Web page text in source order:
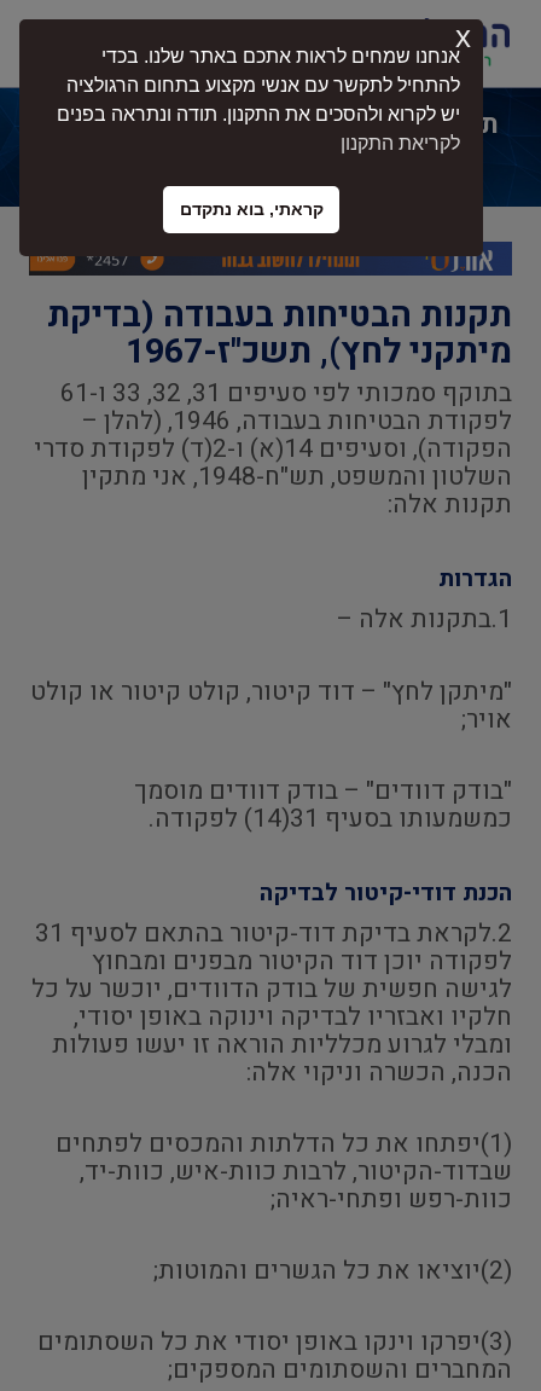
תקנות הבטיחות בעבודה (בדיקת מיתקני
לחץ), תשכ"ז-1967
תקנות הבטיחות בעבודה (בדיקת
מיתקני לחץ), תשכ"ז-1967
בתוקף סמכותי לפי סעיפים 31, 32, 33 ו-61
לפקודת הבטיחות בעבודה, 1946, (להלן –
הפקודה), וסעיפים 14(א) ו-2(ד) לפקודת סדרי
השלטון והמשפט, תש"ח-1948, אני מתקין
תקנות אלה:
הגדרות
1.בתקנות אלה –
"מיתקן לחץ" – דוד קיטור, קולט קיטור או קולט
אויר;
"בודק דוודים" – בודק דוודים מוסמך
כמשמעותו בסעיף 31(14) לפקודה.
הכנת דודי-קיטור לבדיקה
2.לקראת בדיקת דוד-קיטור בהתאם לסעיף 31
לפקודה יוכן דוד הקיטור מבפנים ומבחוץ
לגישה חפשית של בודק הדוודים, יוכשר על כל
חלקיו ואבזריו לבדיקה וינוקה באופן יסודי,
ומבלי לגרוע מכלליות הוראה זו יעשו פעולות
הכנה, הכשרה וניקוי אלה:
(1)יפתחו את כל הדלתות והמכסים לפתחים
שבדוד-הקיטור, לרבות כוות-איש, כוות-יד,
כוות-רפש ופתחי-ראיה;
(2)יוציאו את כל הגשרים והמוטות;
(3)יפרקו וינקו באופן יסודי את כל השסתומים
המחברים והשסתומים המספקים;
אנחנו שמחים לראות אתכם באתר שלנו. בכדי
להתחיל לתקשר עם אנשי מקצוע בתחום הרגולציה
יש לקרוא ולהסכים את התקנון. תודה ונתראה בפנים
לקריאת התקנון
קראתי, בוא נתקדם
x